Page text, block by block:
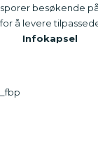
sporer besøkende
for å levere
Infokapsel
_fbp